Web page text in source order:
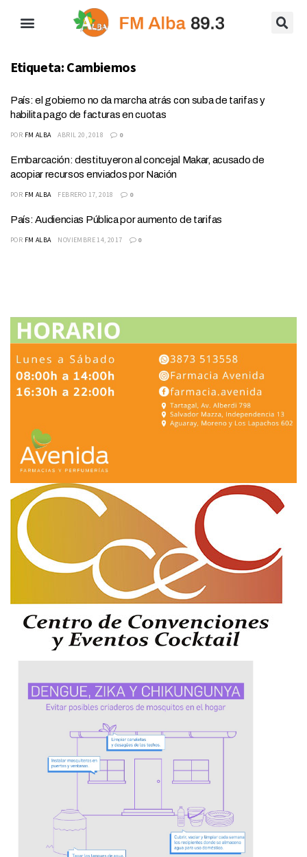
Etiqueta: Cambiemos
País: el gobierno no da marcha atrás con suba de tarifas y
habilita pago de facturas en cuotas
POR FM ALBA ABRIL 20, 2018 0
Embarcación: destituyeron al concejal Makar, acusado de
acopiar recursos enviados por Nación
POR FM ALBA FEBRERO 17, 2018 0
País: Audiencias Pública por aumento de tarifas
POR FM ALBA NOVIEMBRE 14, 2017 0